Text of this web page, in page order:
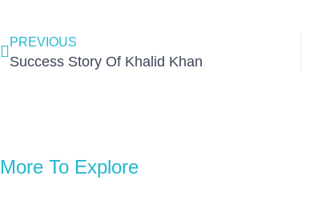
PREVIOUS
Success Story Of Khalid Khan
More To Explore